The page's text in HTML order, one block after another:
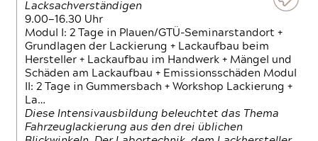
Lacksachverständigen
9.00—16.30 Uhr
Modul I: 2 Tage in Plauen/GTÜ-Seminarstandort +
Grundlagen der Lackierung + Lackaufbau beim
Hersteller + Lackaufbau im Handwerk + Mängel und
Schäden am Lackaufbau + Emissionsschäden Modul
II: 2 Tage in Gummersbach + Workshop Lackierung +
La…
Diese Intensivausbildung beleuchtet das Thema
Fahrzeuglackierung aus den drei üblichen